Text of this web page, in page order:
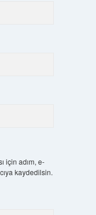
için adım, e-
kaydedilsin.